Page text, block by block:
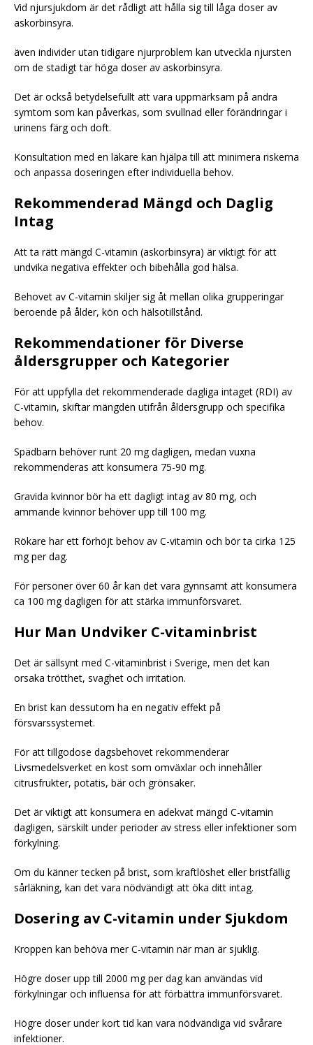
Vid njursjukdom är det rådligt att hålla sig till låga doser av
askorbinsyra.
även individer utan tidigare njurproblem kan utveckla njursten
om de stadigt tar höga doser av askorbinsyra.
Det är också betydelsefullt att vara uppmärksam på andra
symtom som kan påverkas, som svullnad eller förändringar i
urinens färg och doft.
Konsultation med en läkare kan hjälpa till att minimera riskerna
och anpassa doseringen efter individuella behov.
Rekommenderad Mängd och Daglig
Intag
Att ta rätt mängd C-vitamin (askorbinsyra) är viktigt för att
undvika negativa effekter och bibehålla god hälsa.
Behovet av C-vitamin skiljer sig åt mellan olika grupperingar
beroende på ålder, kön och hälsotillstånd.
Rekommendationer för Diverse
åldersgrupper och Kategorier
För att uppfylla det rekommenderade dagliga intaget (RDI) av
C-vitamin, skiftar mängden utifrån åldersgrupp och specifika
behov.
Spädbarn behöver runt 20 mg dagligen, medan vuxna
rekommenderas att konsumera 75-90 mg.
Gravida kvinnor bör ha ett dagligt intag av 80 mg, och
ammande kvinnor behöver upp till 100 mg.
Rökare har ett förhöjt behov av C-vitamin och bör ta cirka 125
mg per dag.
För personer över 60 år kan det vara gynnsamt att konsumera
ca 100 mg dagligen för att stärka immunförsvaret.
Hur Man Undviker C-vitaminbrist
Det är sällsynt med C-vitaminbrist i Sverige, men det kan
orsaka trötthet, svaghet och irritation.
En brist kan dessutom ha en negativ effekt på
försvarssystemet.
För att tillgodose dagsbehovet rekommenderar
Livsmedelsverket en kost som omväxlar och innehåller
citrusfrukter, potatis, bär och grönsaker.
Det är viktigt att konsumera en adekvat mängd C-vitamin
dagligen, särskilt under perioder av stress eller infektioner som
förkylning.
Om du känner tecken på brist, som kraftlöshet eller bristfällig
sårläkning, kan det vara nödvändigt att öka ditt intag.
Dosering av C-vitamin under Sjukdom
Kroppen kan behöva mer C-vitamin när man är sjuklig.
Högre doser upp till 2000 mg per dag kan användas vid
förkylningar och influensa för att förbättra immunförsvaret.
Högre doser under kort tid kan vara nödvändiga vid svårare
infektioner.